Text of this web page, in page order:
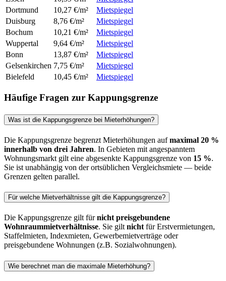
Dortmund
10,27 €/m²
Mietspiegel
Duisburg
8,76 €/m²
Mietspiegel
Bochum
10,21 €/m²
Mietspiegel
Wuppertal
9,64 €/m²
Mietspiegel
Bonn
13,87 €/m²
Mietspiegel
Gelsenkirchen 7,75 €/m²
Mietspiegel
Bielefeld
10,45 €/m² Mietspiegel
Häufige Fragen zur Kappungsgrenze
Was ist die Kappungsgrenze bei Mieterhöhungen?
Die Kappungsgrenze begrenzt Mieterhöhungen aufmaximal 20 %
innerhalb von drei Jahren. In Gebieten mit angespanntem
Wohnungsmarkt gilt eine abgesenkte Kappungsgrenze von 15 %.
Sie ist unabhängig von der ortsüblichen Vergleichsmiete — beide
Grenzen gelten parallel.
Für welche Mietverhältnisse gilt die Kappungsgrenze?
Die Kappungsgrenze gilt fürnicht preisgebundene
Wohnraummietverhältnisse. Sie gilt nicht für Erstvermietungen,
Staffelmieten, Indexmieten, Gewerbemietverträge oder
preisgebundene Wohnungen (z.B. Sozialwohnungen).
Wie berechnet man die maximale Mieterhöhung?